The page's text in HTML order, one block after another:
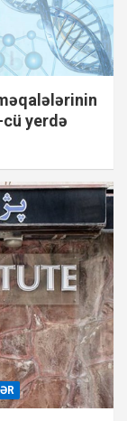
cü yerdə